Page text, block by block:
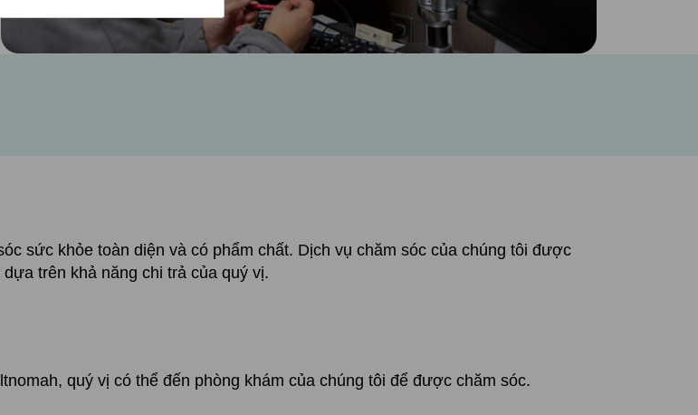
sức khỏe toàn diện và có phẩm chất. Dịch vụ chăm sóc của chúng tôi được
trên khả năng chi trả của quý vị.
quý vị có thể đến phòng khám của chúng tôi để được chăm sóc.